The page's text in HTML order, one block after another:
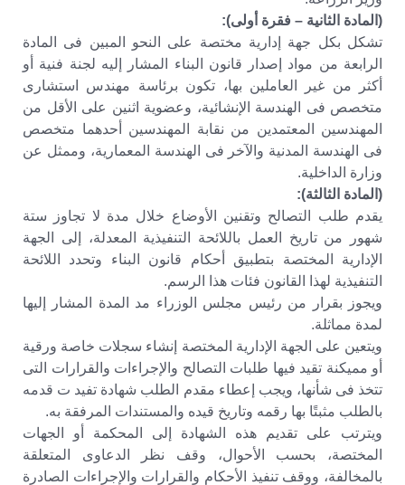
(المادة الثانية – فقرة أولى):
تشكل بكل جهة إدارية مختصة على النحو المبين فى المادة
الرابعة من مواد إصدار قانون البناء المشار إليه لجنة فنية أو
أكثر من غير العاملين بها، تكون برئاسة مهندس استشارى
متخصص فى الهندسة الإنشائية، وعضوية اثنين على الأقل من
المهندسين المعتمدين من نقابة المهندسين أحدهما متخصص
فى الهندسة المدنية والآخر فى الهندسة المعمارية، وممثل عن
وزارة الداخلية.
(المادة الثالثة):
يقدم طلب التصالح وتقنين الأوضاع خلال مدة لا تجاوز ستة
شهور من تاريخ العمل باللائحة التنفيذية المعدلة، إلى الجهة
الإدارية المختصة بتطبيق أحكام قانون البناء وتحدد اللائحة
التنفيذية لهذا القانون فئات هذا الرسم.
ويجوز بقرار من رئيس مجلس الوزراء مد المدة المشار إليها
لمدة مماثلة.
ويتعين على الجهة الإدارية المختصة إنشاء سجلات خاصة ورقية
أو مميكنة تقيد فيها طلبات التصالح والإجراءات والقرارات التى
تتخذ فى شأنها، ويجب إعطاء مقدم الطلب شهادة تفيد ت قدمه
بالطلب مثبتًا بها رقمه وتاريخ قيده والمستندات المرفقة به.
ويترتب على تقديم هذه الشهادة إلى المحكمة أو الجهات
المختصة، بحسب الأحوال، وقف نظر الدعاوى المتعلقة
بالمخالفة، ووقف تنفيذ الأحكام والقرارات والإجراءات الصادرة